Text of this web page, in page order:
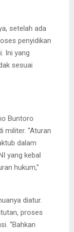
setelah ada
penyidikan
Ini yang
sesuai
Buntoro
militer. “Aturan
dalam
yang kebal
hukum,”
diatur.
proses
“Bahkan